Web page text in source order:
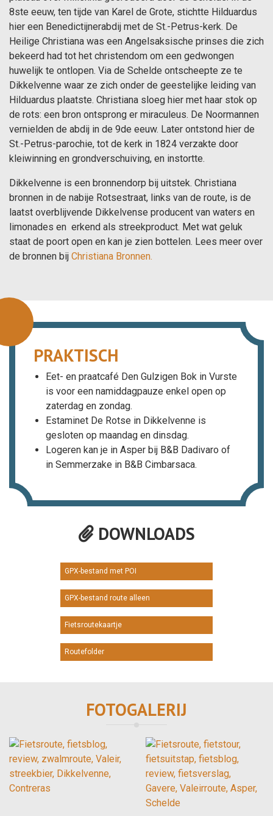
8ste eeuw, ten tijde van Karel de Grote, stichtte Hilduardus
hier een Benedictijnerabdij met de St.-Petrus-kerk. De
Heilige Christiana was een Angelsaksische prinses die zich
bekeerd had tot het christendom om een gedwongen
huwelijk te ontlopen. Via de Schelde ontscheepte ze te
Dikkelvenne waar ze zich onder de geestelijke leiding van
Hilduardus plaatste. Christiana sloeg hier met haar stok op
de rots: een bron ontsprong er miraculeus. De Noormannen
vernielden de abdij in de 9de eeuw. Later ontstond hier de
St.-Petrus-parochie, tot de kerk in 1824 verzakte door
kleiwinning en grondverschuiving, en instortte.
Dikkelvenne is een bronnendorp bij uitstek. Christiana
bronnen in de nabije Rotsestraat, links van de route, is de
laatst overblijvende Dikkelvense producent van waters en
limonades en erkend als streekproduct. Met wat geluk
staat de poort open en kan je zien bottelen. Lees meer over
de bronnen bij Christiana Bronnen.
PRAKTISCH
Eet- en praatcafé Den Gulzigen Bok in Vurste
is voor een namiddagpauze enkel open op
zaterdag en zondag.
Estaminet De Rotse in Dikkelvenne is
gesloten op maandag en dinsdag.
Logeren kan je in Asper bij B&B Dadivaro of
in Semmerzake in B&B Cimbarsaca.
DOWNLOADS
GPX-bestand met POI
GPX-bestand route alleen
Fietsroutekaartje
Routefolder
FOTOGALERIJ